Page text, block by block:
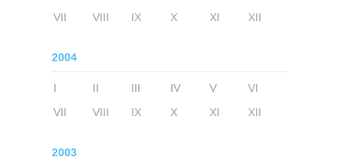
VII
VIII IX X XI XII
2004
I II III IV V
VI
VII
VIII IX X XI XII
2003